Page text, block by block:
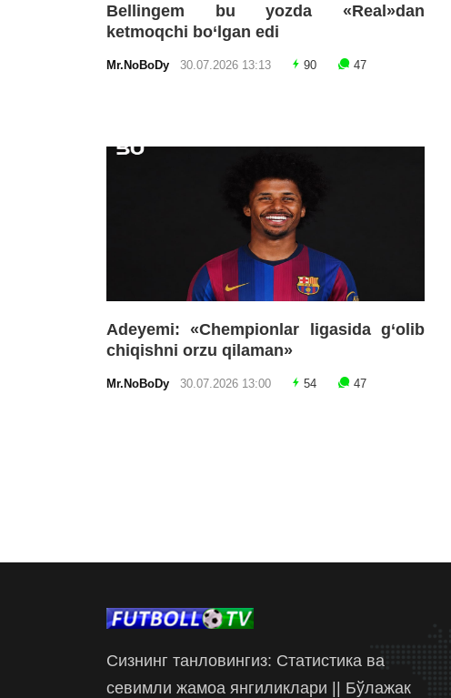
Bellingem bu yozda «Real»dan
ketmoqchi bo‘lgan edi
Mr.NoBoDy 30.07.2026 13:13 90 47
Adeyemi: «Chempionlar ligasida g‘olib
chiqishni orzu qilaman»
Mr.NoBoDy 30.07.2026 13:00 54 47
Сизнинг танловингиз: Статистика ва
севимли жамоа янгиликлари || Бўлажак